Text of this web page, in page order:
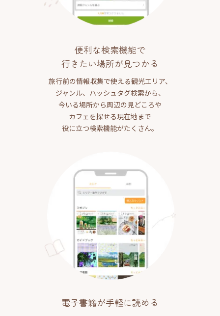
便利な検索機能で
行きたい場所が見つかる
旅行前の情報収集で使える観光エリア、
ジャンル、ハッシュタグ検索から、
今いる場所から周辺の見どころや
カフェを探せる現在地まで
役に立つ検索機能がたくさん。
電子書籍が手軽に読める